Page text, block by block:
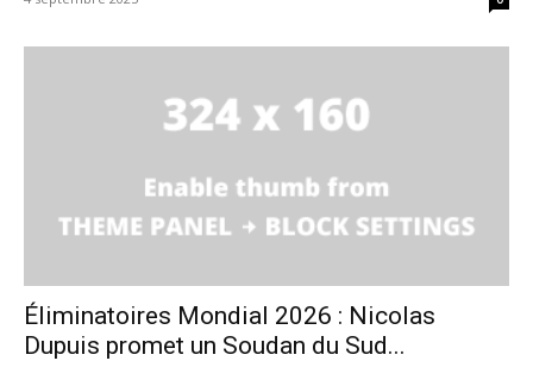
Éliminatoires Mondial 2026 : Nicolas
Dupuis promet un Soudan du Sud...